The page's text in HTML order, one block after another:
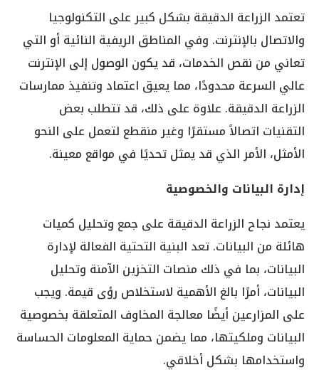
تعتمد الزراعة الدقيقة بشكل كبير على التكنولوجيا
والاتصال بالإنترنت. وفي المناطق الريفية النائية أو التي
تعاني من نقص الخدمات، قد يكون الوصول إلى الإنترنت
عالي السرعة محدودًا، مما يعيق اعتماد وتنفيذ ممارسات
الزراعة الدقيقة. علاوة على ذلك، قد تتطلب بعض
التقنيات اتصالاً مستقرًا وغير منقطع لتعمل على النحو
الأمثل، الأمر الذي قد يمثل تحديًا في مواقع معينة.
إدارة البيانات والخصوصية
يعتمد نجاح الزراعة الدقيقة على جمع وتحليل كميات
هائلة من البيانات. تعد البنية التحتية الفعالة لإدارة
البيانات، بما في ذلك منصات التخزين الآمنة وتحليل
البيانات، أمرًا بالغ الأهمية لاستخلاص رؤى قيمة. ويجب
على المزارعين أيضًا معالجة المخاوف المتعلقة بخصوصية
البيانات وملكيتها، مما يضمن حماية المعلومات الحساسة
واستخدامها بشكل أخلاقي.